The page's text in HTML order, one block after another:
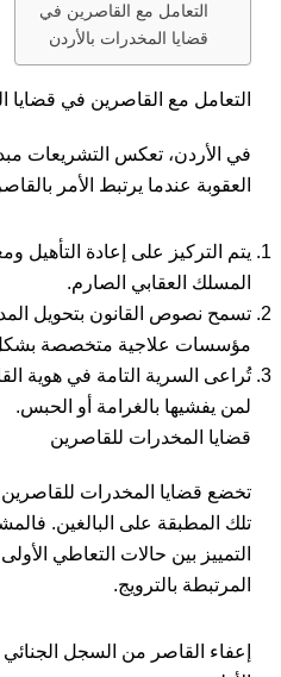
التعامل مع القاصرين في
قضايا المخدرات بالأردن
التعامل مع القاصرين في قضايا
في الأردن، تعكس التشريعات
العقوبة عندما يرتبط الأمر
يتم التركيز على إعادة التأهيل
المسلك العقابي الصارم.
تسمح نصوص القانون بتحويل
مؤسسات علاجية متخصصة
تُراعى السرية التامة في هوية
لمن يفشيها بالغرامة أو الحبس.
قضايا المخدرات للقاصرين
تخضع قضايا المخدرات
تلك المطبقة على البالغين.
التمييز بين حالات التعاطي
المرتبطة بالترويج.
إعفاء القاصر من السجل